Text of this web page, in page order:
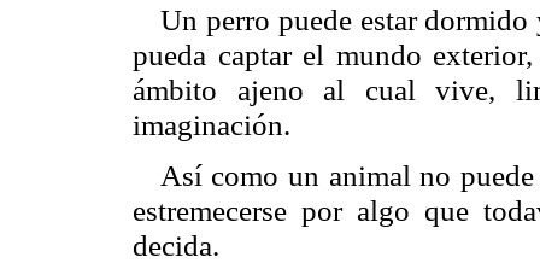
Un perro puede estar
pueda captar el mundo
ámbito ajeno al cual vive,
imaginación.
Así como un animal no
estremecerse por algo que
decida.